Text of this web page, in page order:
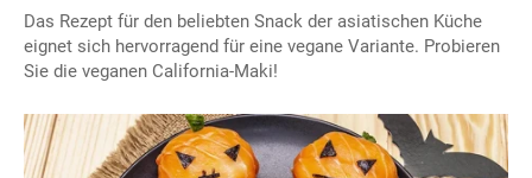
Das Rezept für den beliebten Snack der asiatischen Küche
eignet sich hervorragend für eine vegane Variante. Probieren
Sie die veganen California-Maki!